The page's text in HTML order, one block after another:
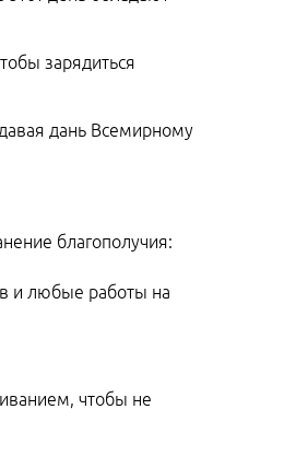
зарядиться
дань Всемирному
благополучия:
и любые работы на
чтобы не